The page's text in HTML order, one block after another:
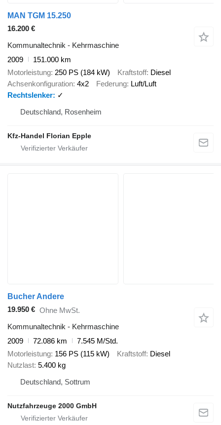
MAN TGM 15.250
16.200 €
Kommunaltechnik - Kehrmaschine
2009
151.000 km
Motorleistung 250 PS (184 kW) Kraftstoff Diesel
Achsenkonfiguration 4x2 Federung Luft/Luft
Rechtslenker
✓
Deutschland, Rosenheim
Kfz-Handel Florian Epple
Bucher Andere
19.950 € Ohne MwSt.
Kommunaltechnik - Kehrmaschine
2009
72.086 km
7.545 M/Std.
Motorleistung 156 PS (115 kW) Kraftstoff Diesel
Nutzlast 5.400 kg
Deutschland, Sottrum
Nutzfahrzeuge 2000 GmbH